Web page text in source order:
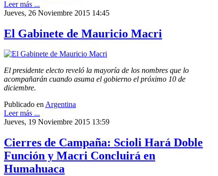
Leer más ...
Jueves, 26 Noviembre 2015 14:45
El Gabinete de Mauricio Macri
El presidente electo reveló la mayoría de los nombres que lo
acompañarán cuando asuma el gobierno el próximo 10 de
diciembre.
Publicado enArgentina
Leer más ...
Jueves, 19 Noviembre 2015 13:59
Cierres de Campaña: Scioli Hará Doble
Función y Macri Concluirá en
Humahuaca